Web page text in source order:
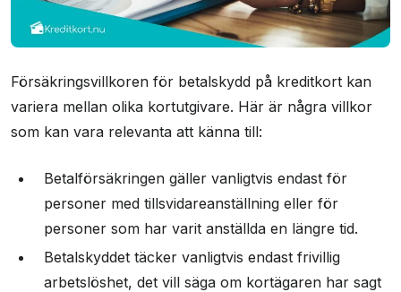
Försäkringsvillkoren för betalskydd på kreditkort kan
variera mellan olika kortutgivare. Här är några villkor
som kan vara relevanta att känna till:
Betalförsäkringen gäller vanligtvis endast för
personer med tillsvidareanställning eller för
personer som har varit anställda en längre tid.
Betalskyddet täcker vanligtvis endast frivillig
arbetslöshet, det vill säga om kortägaren har sagt